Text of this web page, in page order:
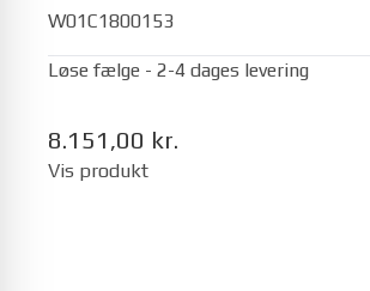
W01C1800153
Løse fælge - 2-4 dages levering
8.151,00 kr.
Vis produkt